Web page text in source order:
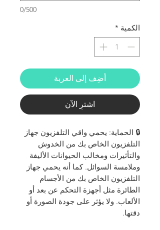
0/500
الكمية *
أضِف إلى العربة
اشترِ الآن
🔒 الحماية: يحمي واقي التلفزيون جهاز
التلفزيون الخاص بك من الخدوش
والتأثيرات ومخالب الحيوانات الأليفة
وملامسة السوائل. كما أنه يحمي جهاز
التلفزيون الخاص بك من الأجسام
الطائرة مثل أجهزة التحكم عن بعد أو
الألعاب. ولا يؤثر على جودة الصورة أو
دقتها.